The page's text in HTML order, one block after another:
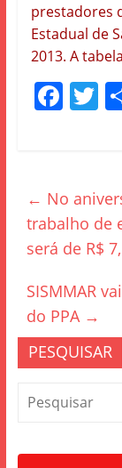
prestadores
Estadual de
2013. A
F
b
o
o
k
T
← No
trabalho de
será de R$
SISMMAR
do PPA →
PESQUISAR